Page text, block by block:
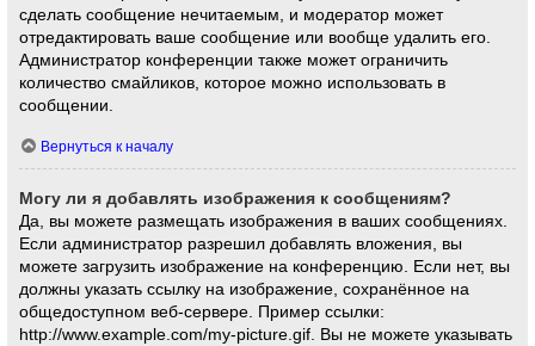
сделать сообщение нечитаемым, и модератор может
отредактировать ваше сообщение или вообще удалить его.
Администратор конференции также может ограничить
количество смайликов, которое можно использовать в
сообщении.
Вернуться к началу
Могу ли я добавлять изображения к сообщениям?
Да, вы можете размещать изображения в ваших сообщениях.
Если администратор разрешил добавлять вложения, вы
можете загрузить изображение на конференцию. Если нет, вы
должны указать ссылку на изображение, сохранённое на
общедоступном веб-сервере. Пример ссылки:
http://www.example.com/my-picture.gif. Вы не можете указывать